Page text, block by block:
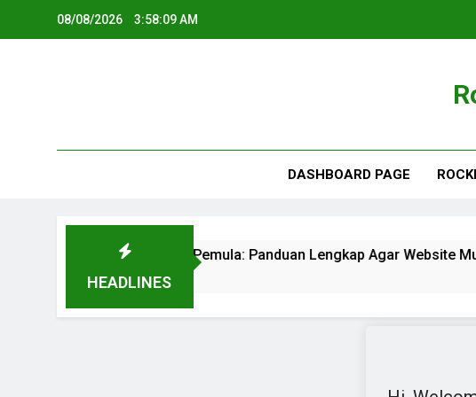
08/08/2026 3:58:09 AM
DASHBOARD PAGE
HEADLINES
Contoh Artikel SEO untuk Pemula: Panduan Lengkap Agar Website